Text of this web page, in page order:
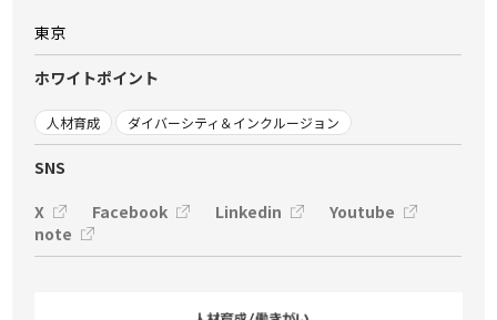
東京
ホワイトポイント
人材育成 ダイバーシティ＆インクルージョン
SNS
X
Facebook Linkedin
Youtube
note